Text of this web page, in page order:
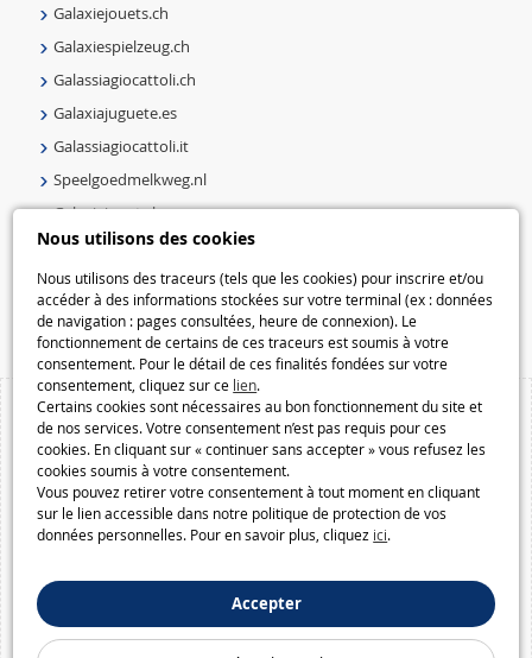
Nous utilisons des cookies
Nous utilisons des traceurs (tels que les cookies) pour inscrire et/ou
accéder à des informations stockées sur votre terminal (ex : données
de navigation : pages consultées, heure de connexion). Le
fonctionnement de certains de ces traceurs est soumis à votre
consentement. Pour le détail de ces finalités fondées sur votre
consentement, cliquez sur ce lien.
Certains cookies sont nécessaires au bon fonctionnement du site et
de nos services. Votre consentement n’est pas requis pour ces
cookies. En cliquant sur « continuer sans accepter » vous refusez les
cookies soumis à votre consentement.
Vous pouvez retirer votre consentement à tout moment en cliquant
sur le lien accessible dans notre politique de protection de vos
données personnelles. Pour en savoir plus, cliquez ici.
Accepter
Galaxiejouets.ch
Galaxiespielzeug.ch
Galassiagiocattoli.ch
Galaxiajuguete.es
Galassiagiocattoli.it
Speelgoedmelkweg.nl
Galaxiejouets.be
Galaxiespielzeug.be
Speelgoedmelkweg.be
Macway.com